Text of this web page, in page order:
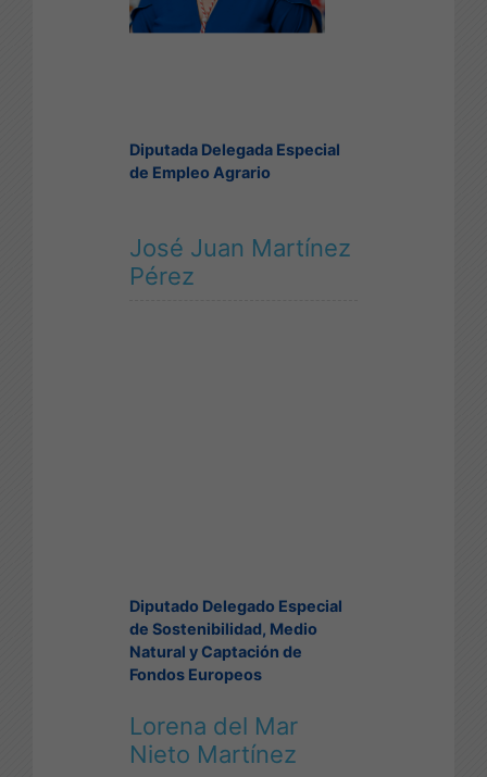
Diputada Delegada Especial
de Empleo Agrario
José Juan Martínez
Pérez
Diputado Delegado Especial
de Sostenibilidad, Medio
Natural y Captación de
Fondos Europeos
Lorena del Mar
Nieto Martínez